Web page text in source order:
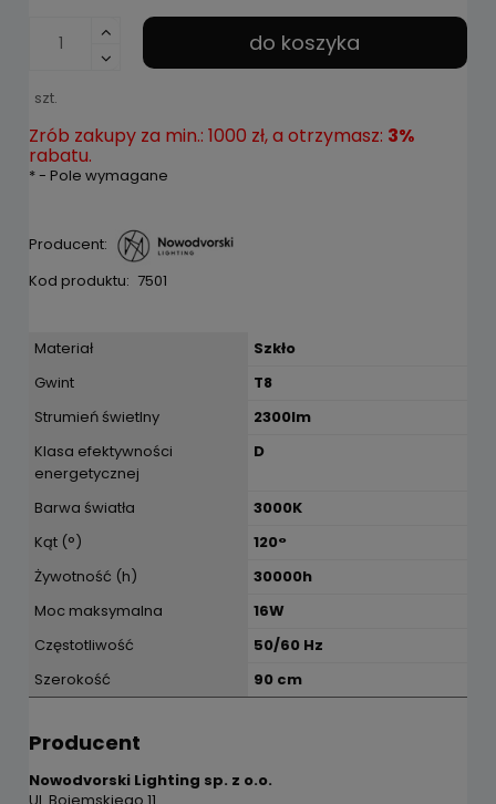
szt.
do koszyka
Zrób zakupy za min.: 1000 zł, a otrzymasz: 3%
rabatu.
*- Pole wymagane
Producent:
Kod produktu: 7501
Materiał
Szkło
Gwint
T8
Strumień świetlny
2300lm
Klasa efektywności
energetycznej
D
Barwa światła
3000K
Kąt (°)
120°
Żywotność (h)
30000h
Moc maksymalna
16W
Częstotliwość
50/60 Hz
Szerokość
90 cm
Producent
Nowodvorski Lighting sp. z o.o.
Ul. Bojemskiego 11